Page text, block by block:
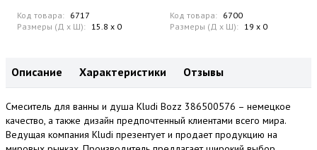
Код товара: 6717
Размеры (Д x Ш): 15.8 x 0
Код товара: 6700
Размеры (Д x Ш): 19 x 0
Описание Характеристики Отзывы
Смеситель для ванны и душа Kludi Bozz 386500576 – немецкое
качество, а также дизайн предпочтенный клиентами всего мира.
Ведущая компания Kludi презентует и продает продукцию на